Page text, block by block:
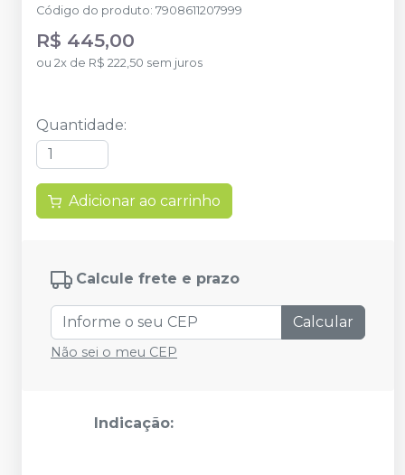
Código do produto: 7908611207999
R$ 445,00
ou 2x de R$ 222,50 sem juros
Quantidade:
Adicionar ao carrinho
Calcule frete e prazo
Calcular
Não sei o meu CEP
Indicação: